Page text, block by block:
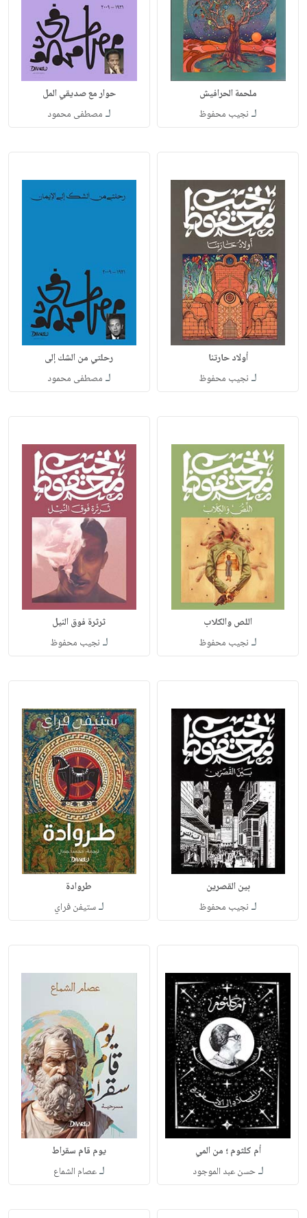
ملحمة الحرافيش
لـ نجيب محفوظ
حوار مع صديقي المل
لـ مصطفى محمود
أولاد حارتنا
لـ نجيب محفوظ
رحلتي من الشك إلى
لـ مصطفى محمود
اللص والكلاب
لـ نجيب محفوظ
ثرثرة فوق النيل
لـ نجيب محفوظ
بين القصرين
لـ نجيب محفوظ
طروادة
لـستيفن فراي
أم كلثوم ؛ من المي
لـحسن عبد الموجود
يوم قام سقراط
لـعصام الشماع